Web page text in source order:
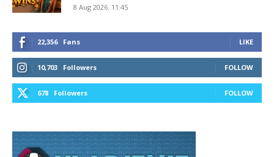
8 Aug 2026. 11:45
22,356 Fans LIKE
10,703 Followers FOLLOW
678 Followers FOLLOW